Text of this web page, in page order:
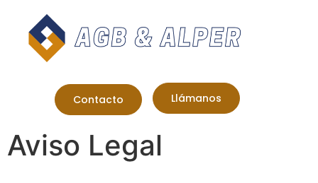
Contacto Llámanos
Aviso Legal